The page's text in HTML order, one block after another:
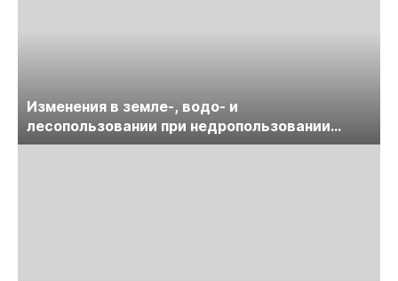
Изменения в земле-, водо- и
лесопользовании при недропользовании
обсудят на семинаре «ПравоТЭК»